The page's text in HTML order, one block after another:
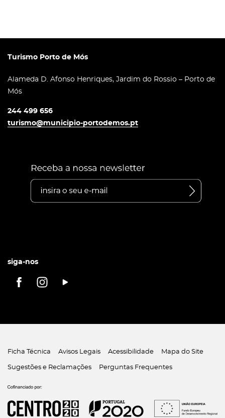
Turismo Porto de Mós
Alameda D. Afonso Henriques, Jardim do Rossio – Porto de
Mós
244 499 656
turismo@municipio-portodemos.pt
siga-nos
Ficha Técnica Avisos Legais Acessibilidade Mapa do Site
Sugestões e Reclamações Perguntas Frequentes